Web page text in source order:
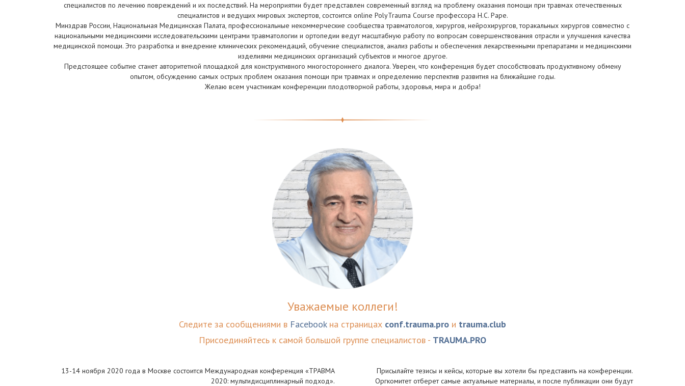
специалистов по лечению повреждений и их последствий. На мероприятии будет представлен современный взгляд на проблему оказания помощи при травмах отечественных
специалистов и ведущих мировых экспертов, состоится online PolyTrauma Course профессора H.C. Pape.
Минздрав России, Национальная Медицинская Палата, профессиональные некоммерческие сообщества травматологов, хирургов, нейрохирургов, торакальных хирургов совместно с
национальными медицинскими исследовательскими центрами травматологии и ортопедии ведут масштабную работу по вопросам совершенствования отрасли и улучшения качества
медицинской помощи. Это разработка и внедрение клинических рекомендаций, обучение специалистов, анализ работы и обеспечения лекарственными препаратами и медицинскими
изделиями медицинских организаций субъектов и многое другое.
Предстоящее событие станет авторитетной площадкой для конструктивного многостороннего диалога. Уверен, что конференция будет способствовать продуктивному обмену
опытом, обсуждению самых острых проблем оказания помощи при травмах и определению перспектив развития на ближайшие годы.
Желаю всем участникам конференции плодотворной работы, здоровья, мира и добра!
Уважаемые коллеги!
Следите за сообщениями в Facebookна страницах conf.trauma.pro и trauma.club
Присоединяйтесь к самой большой группе специалистов - TRAUMA.PRO
13-14 ноября 2020 года в Москве состоится Международная конференция «ТРАВМА
2020: мультидисциплинарный подход».
Присылайте тезисы и кейсы, которые вы хотели бы представить на конференции.
Оргкомитет отберет самые актуальные материалы, и после публикации они будут